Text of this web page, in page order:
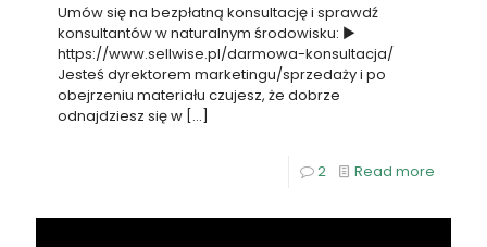
Umów się na bezpłatną konsultację i sprawdź
konsultantów w naturalnym środowisku: ►
https://www.sellwise.pl/darmowa-konsultacja/
Jesteś dyrektorem marketingu/sprzedaży i po
obejrzeniu materiału czujesz, że dobrze
odnajdziesz się w […]
2 Read more